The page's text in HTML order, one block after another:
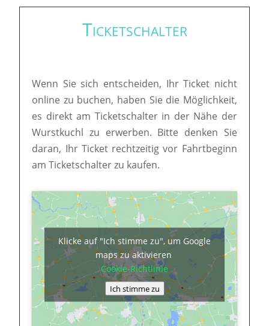
Ticketschalter
Wenn Sie sich entscheiden, Ihr Ticket nicht
online zu buchen, haben Sie die Möglichkeit,
es direkt am Ticketschalter in der Nähe der
Wurstkuchl zu erwerben. Bitte denken Sie
daran, Ihr Ticket rechtzeitig vor Fahrtbeginn
am Ticketschalter zu kaufen.
Klicke auf "Ich stimme zu", um Google
maps zu aktivieren
Cookie-Richtlinie
Ich stimme zu